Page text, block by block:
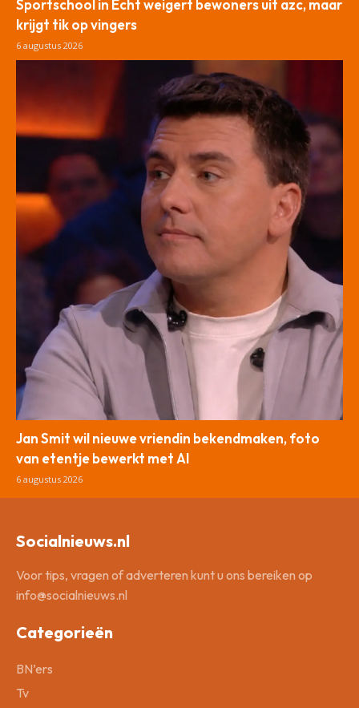
Sportschool in Echt weigert bewoners uit azc, maar
krijgt tik op vingers
6 augustus 2026
Jan Smit wil nieuwe vriendin bekendmaken, foto
van etentje bewerkt met AI
6 augustus 2026
Socialnieuws.nl
Voor tips, vragen of adverteren kunt u ons bereiken op
info@socialnieuws.nl
Categorieën
BN’ers
Tv